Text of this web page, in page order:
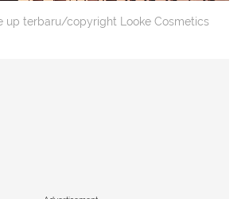
up terbaru/copyright Looke Cosmetics